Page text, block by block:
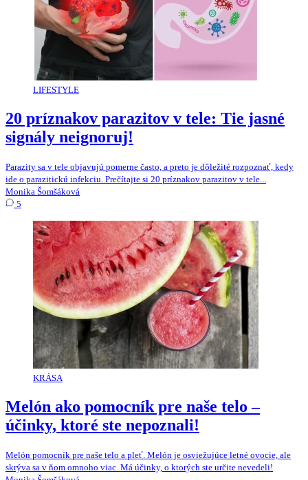
LIFESTYLE
20 príznakov parazitov v tele: Tie jasné
signály neignoruj!
Parazity sa v tele objavujú pomerne často, a preto je dôležité rozpoznať, kedy
ide o parazitickú infekciu. Prečítajte si 20 príznakov parazitov v tele...
Monika Šomšáková
5
KRÁSA
Melón ako pomocník pre naše telo –
účinky, ktoré ste nepoznali!
Melón pomocník pre naše telo a pleť. Melón je osviežujúce letné ovocie, ale
skrýva sa v ňom omnoho viac. Má účinky, o ktorých ste určite nevedeli!